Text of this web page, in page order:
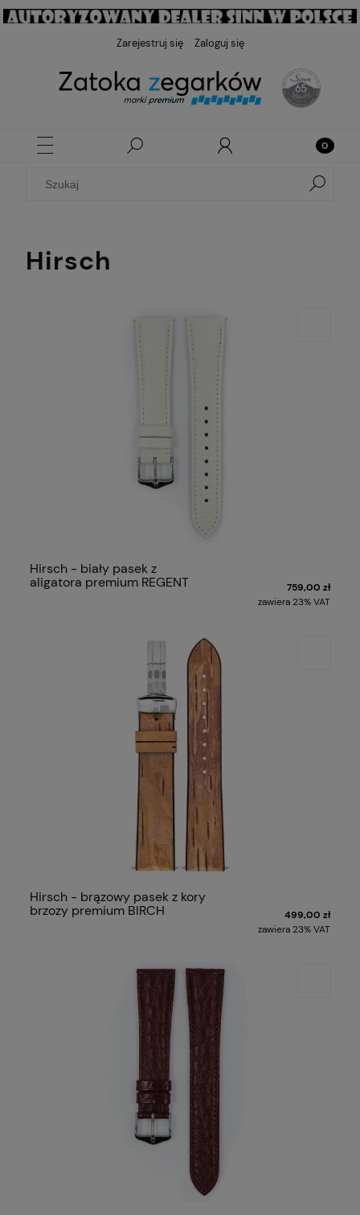
Zarejestruj się Zaloguj się
Hirsch
Hirsch - biały pasek z
aligatora premium REGENT
759,00 zł
zawiera 23% VAT
Hirsch - brązowy pasek z kory
brzozy premium BIRCH
499,00 zł
zawiera 23% VAT